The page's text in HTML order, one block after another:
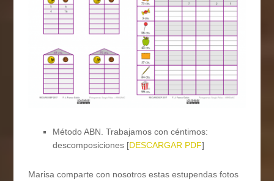
Método ABN. Trabajamos con céntimos:
descomposiciones [DESCARGAR PDF]
Marisa comparte con nosotros estas estupendas fotos